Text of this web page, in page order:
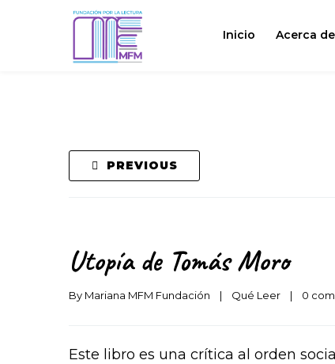
Inicio Acerca
PREVIOUS
Utopía de Tomás Moro
By Mariana MFM Fundación | Qué Leer | 0
Este libro es una crítica al orden